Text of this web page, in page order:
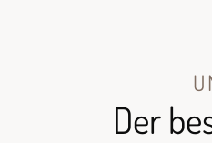
Der